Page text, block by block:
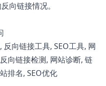
向链接情况。
反向链接工具, SEO工具, 网
向链接检测, 网站诊断, 链
排名, SEO优化